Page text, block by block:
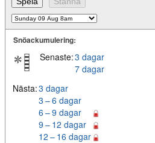
Snöackumulering:
Senaste:3 dagar
7 dagar
Nästa:3 dagar
3 – 6 dagar
6 – 9 dagar
9 – 12 dagar
12 – 16 dagar